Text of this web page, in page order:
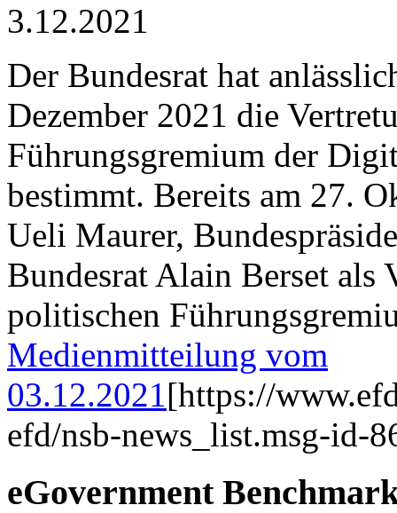
3.12.2021
Der Bundesrat hat
Dezember 2021 die
Führungsgremium der
bestimmt. Bereits am 27.
Ueli Maurer,
Bundesrat Alain Berset als
politischen
Medienmitteilung vom
03.12.2021[https://
efd/nsb-news_list.msg-id-
eGovernment